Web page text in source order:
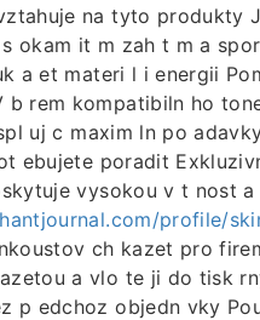
na tyto produkty
okam it m zah t m a
a et materi l i energii
b rem kompatibiln ho
uj c maxim ln po
ebujete poradit
vysokou v t nost
profile/
ch kazet pro
a vlo te ji do tisk
p edchoz objedn vky